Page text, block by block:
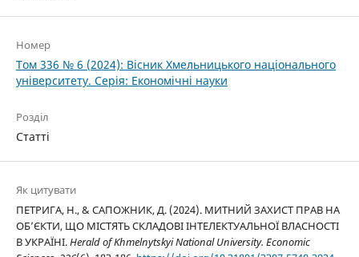
Номер
Том 336 № 6 (2024): Вісник Хмельницького національного
університету. Серія: Економічні науки
Розділ
Статті
Як цитувати
ПЕТРИГА, Н., & САПОЖНИК, Д. (2024). МИТНИЙ ЗАХИСТ ПРАВ НА
ОБ’ЄКТИ, ЩО МІСТЯТЬ СКЛАДОВІ ІНТЕЛЕКТУАЛЬНОЇ ВЛАСНОСТІ
В УКРАЇНІ.Herald of Khmelnytskyi National University. Economic